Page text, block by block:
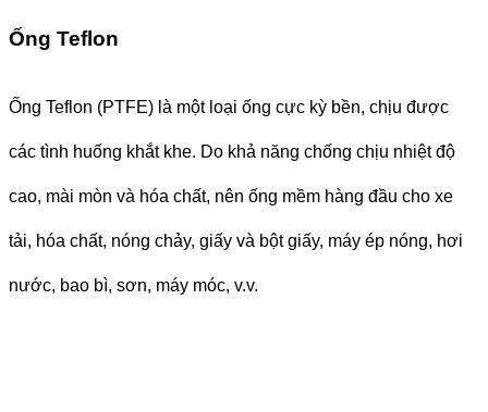
Ống Teflon
Ống Teflon (PTFE) là một loại ống cực kỳ bền, chịu được
các tình huống khắt khe. Do khả năng chống chịu nhiệt độ
cao, mài mòn và hóa chất, nên ống mềm hàng đầu cho xe
tải, hóa chất, nóng chảy, giấy và bột giấy, máy ép nóng, hơi
nước, bao bì, sơn, máy móc, v.v.